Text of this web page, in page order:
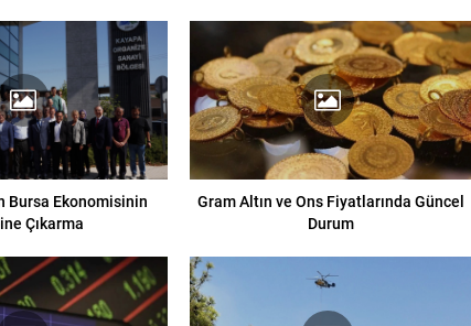
Bursa Ekonomisinin
Çıkarma
Gram Altın ve Ons Fiyatlarında Güncel
Durum